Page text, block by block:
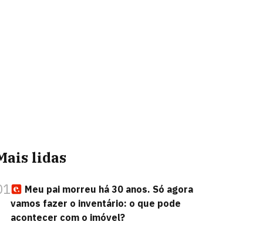
lidas
Meu pai morreu há 30 anos. Só agora
vamos fazer o inventário: o que pode
acontecer com o imóvel?